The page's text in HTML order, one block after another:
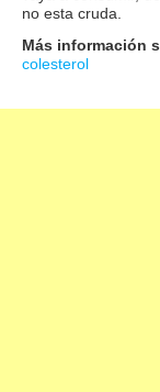
no esta cruda.
Más información
colesterol